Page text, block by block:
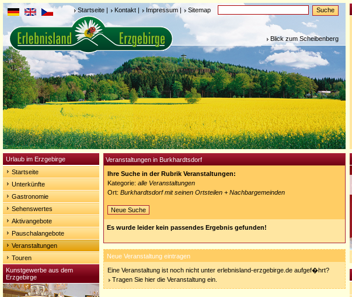
Startseite | Kontakt | Impressum | Sitemap
Blick zum Scheibenberg
Urlaub im Erzgebirge
Startseite
Unterkünfte
Gastronomie
Sehenswertes
Aktivangebote
Pauschalangebote
Veranstaltungen
Touren
Kunstgewerbe aus dem
Erzgebirge
Veranstaltungen in Burkhardtsdorf
Ihre Suche in der Rubrik Veranstaltungen:
Kategorie: alle Veranstaltungen
Ort: Burkhardtsdorf mit seinen Ortsteilen + Nachbargemeinden
Neue Suche
Es wurde leider kein passendes Ergebnis gefunden!
Neue Veranstaltung eintragen
Eine Veranstaltung ist noch nicht unter erlebnisland-erzgebirge.de aufgef�hrt?
Tragen Sie hier die Veranstaltung ein.